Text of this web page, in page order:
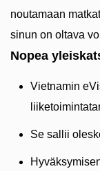
noutamaan
sinun on oltava
Nopea
Vietnamin
Se sallii